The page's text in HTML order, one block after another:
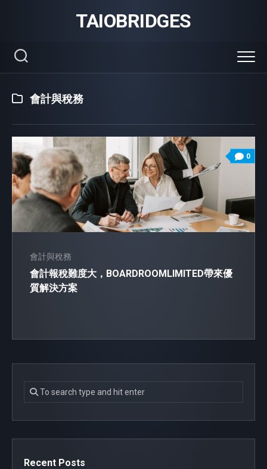
TAIOBRIDGES
會計與稅務
0
會計與稅務
會計報稅難度大，BOARDROOMLIMITED帶來優
質解決方案
Recent Posts